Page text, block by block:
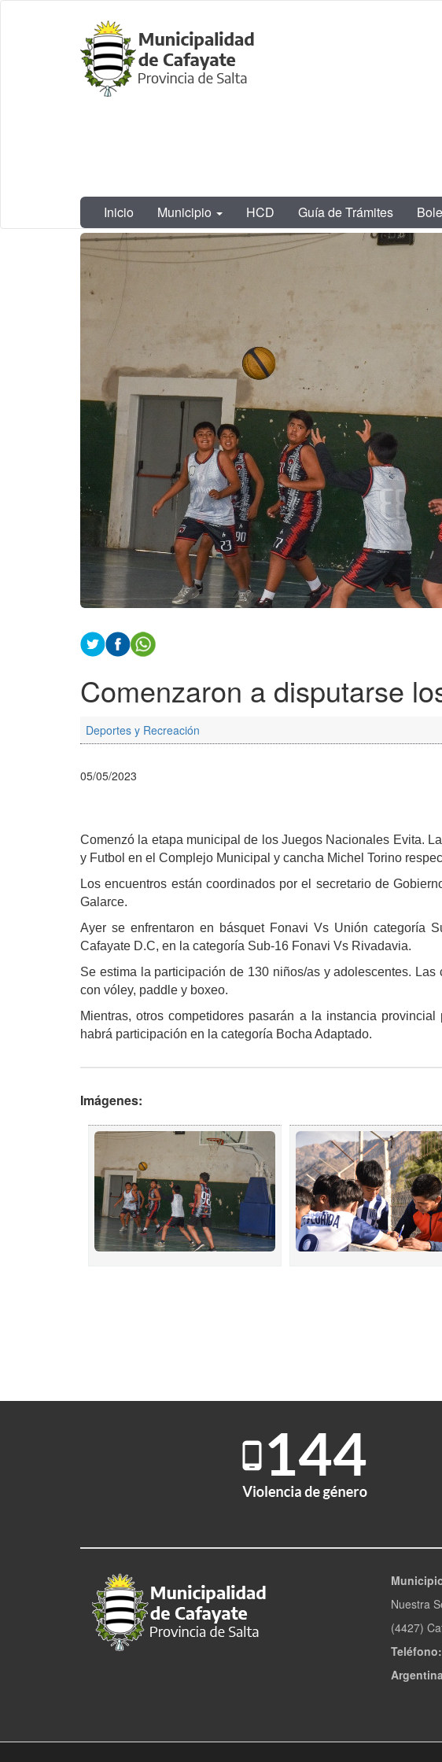
Municipalidad
de Cafayate,
Salta
Inicio Municipio HCD Guía de Trámites
Contenido
principal
Comenzaron a disputarse
Deportes y Recreación
05/05/2023
Comenzó la etapa municipal de los Juegos Nacionales Evita.
y Futbol en el Complejo Municipal y cancha Michel Torino
Los encuentros están coordinados por el secretario de
Galarce.
Ayer se enfrentaron en básquet Fonavi Vs Unión categoría
Cafayate D.C, en la categoría Sub-16 Fonavi Vs Rivadavia.
Se estima la participación de 130 niños/as y adolescentes.
con vóley, paddle y boxeo.
Mientras, otros competidores pasarán a la instancia
habrá participación en la categoría Bocha Adaptado.
Imágenes:
Nuestra
(4427)
Teléfono:
Argentina